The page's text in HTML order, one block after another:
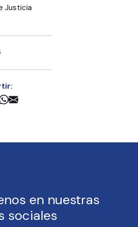
Justicia
en nuestras
sociales